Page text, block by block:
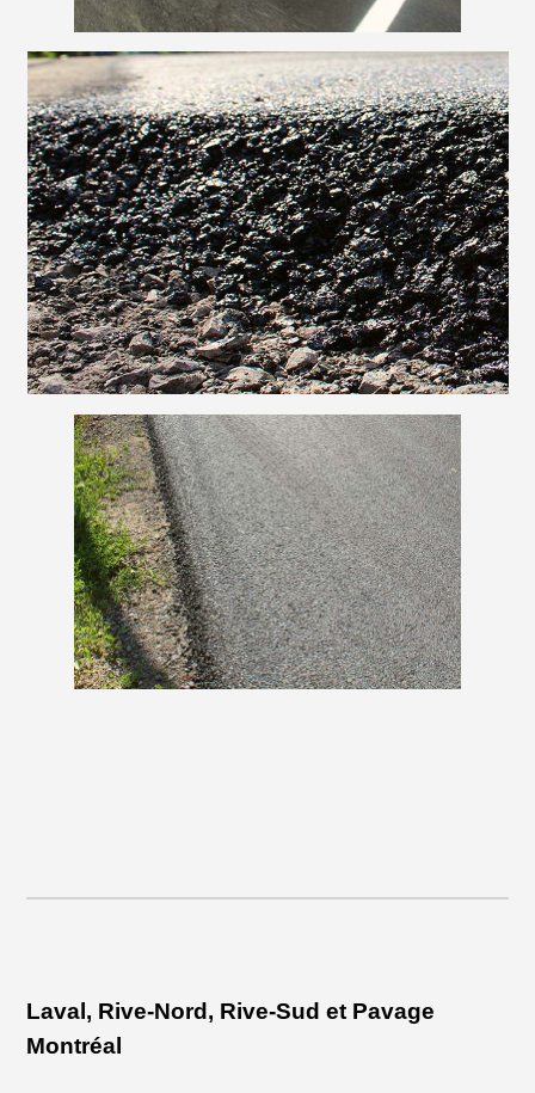
Laval, Rive-Nord, Rive-Sud et Pavage
Montréal